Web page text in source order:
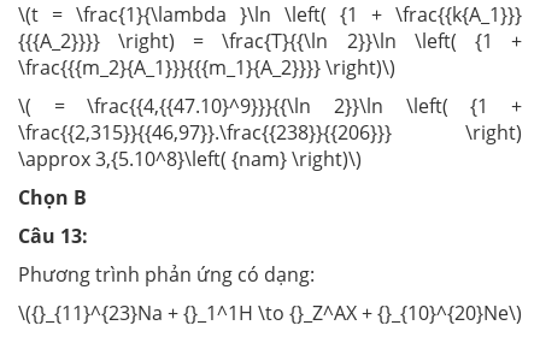
\(t = \frac{1}{\lambda }\ln \left( {1 + \frac{{k{A_1}}}
{{{A_2}}}} \right) = \frac{T}{{\ln 2}}\ln \left( {1 +
\frac{{{m_2}{A_1}}}{{{m_1}{A_2}}}} \right)\)
\( = \frac{{4,{{47.10}^9}}}{{\ln 2}}\ln \left( {1 +
\frac{{2,315}}{{46,97}}.\frac{{238}}{{206}}} \right)
\approx 3,{5.10^8}\left( {nam} \right)\)
Chọn B
Câu 13:
Phương trình phản ứng có dạng:
\({}_{11}^{23}Na + {}_1^1H \to {}_Z^AX + {}_{10}^{20}Ne\)